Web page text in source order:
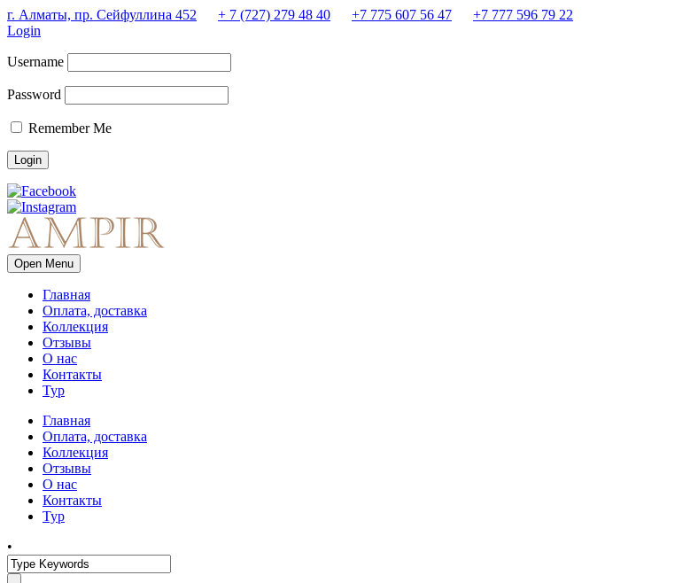
г. Алматы, пр. Сейфуллина 452 + 7 (727) 279 48 40 +7 775 607 56 47
+7 777 596 79 22
Login
Username
Password
Remember Me
Open Menu
Главная
Оплата, доставка
Коллекция
Отзывы
О нас
Контакты
Тур
Главная
Оплата, доставка
Коллекция
Отзывы
О нас
Контакты
Тур
•